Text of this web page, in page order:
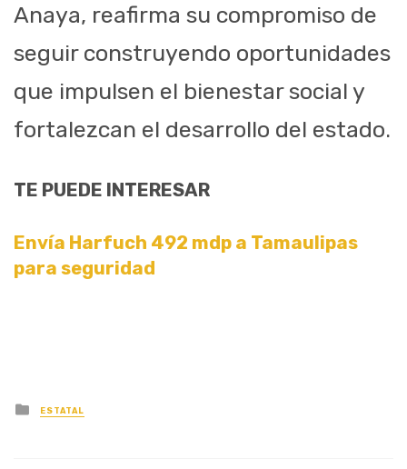
Anaya, reafirma su compromiso de
seguir construyendo oportunidades
que impulsen el bienestar social y
fortalezcan el desarrollo del estado.
TE PUEDE INTERESAR
Envía Harfuch 492 mdp a Tamaulipas
para seguridad
Posted
in
ESTATAL